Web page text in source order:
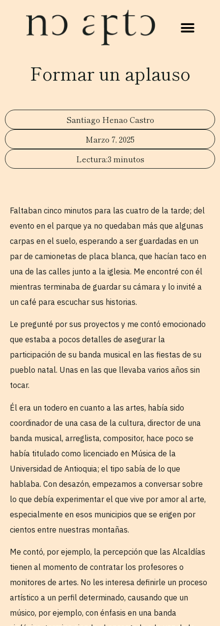
Formar un aplauso
Santiago Henao Castro
Marzo 7, 2025
3 minutos
Faltaban cinco minutos para las cuatro de la tarde; del
evento en el parque ya no quedaban más que algunas
carpas en el suelo, esperando a ser guardadas en un
par de camionetas de placa blanca, que hacían taco en
una de las calles junto a la iglesia. Me encontré con él
mientras terminaba de guardar su cámara y lo invité a
un café para escuchar sus historias.
Le pregunté por sus proyectos y me contó emocionado
que estaba a pocos detalles de asegurar la
participación de su banda musical en las fiestas de su
pueblo natal. Unas en las que llevaba varios años sin
tocar.
Él era un todero en cuanto a las artes, había sido
coordinador de una casa de la cultura, director de una
banda musical, arreglista, compositor, hace poco se
había titulado como licenciado en Música de la
Universidad de Antioquia; el tipo sabía de lo que
hablaba. Con desazón, empezamos a conversar sobre
lo que debía experimentar el que vive por amor al arte,
especialmente en esos municipios que se erigen por
cientos entre nuestras montañas.
Me contó, por ejemplo, la percepción que las Alcaldías
tienen al momento de contratar los profesores o
monitores de artes. No les interesa definirle un proceso
artístico a un perfil determinado, causando que un
músico, por ejemplo, con énfasis en una banda